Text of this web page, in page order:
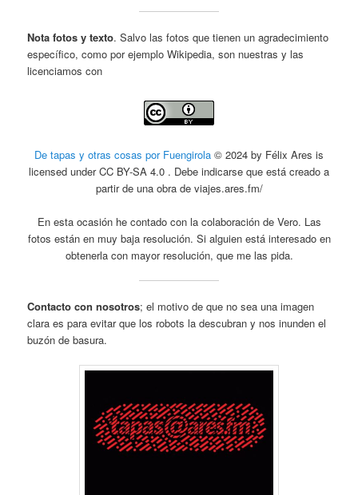
Nota fotos y texto. Salvo las fotos que tienen un agradecimiento
específico, como por ejemplo Wikipedia, son nuestras y las
licenciamos con
De tapas y otras cosas por Fuengirola © 2024 by Félix Ares is
licensed under CC BY-SA 4.0 . Debe indicarse que está creado a
partir de una obra de viajes.ares.fm/
En esta ocasión he contado con la colaboración de Vero. Las
fotos están en muy baja resolución. Si alguien está interesado en
obtenerla con mayor resolución, que me las pida.
Contacto con nosotros; el motivo de que no sea una imagen
clara es para evitar que los robots la descubran y nos inunden el
buzón de basura.